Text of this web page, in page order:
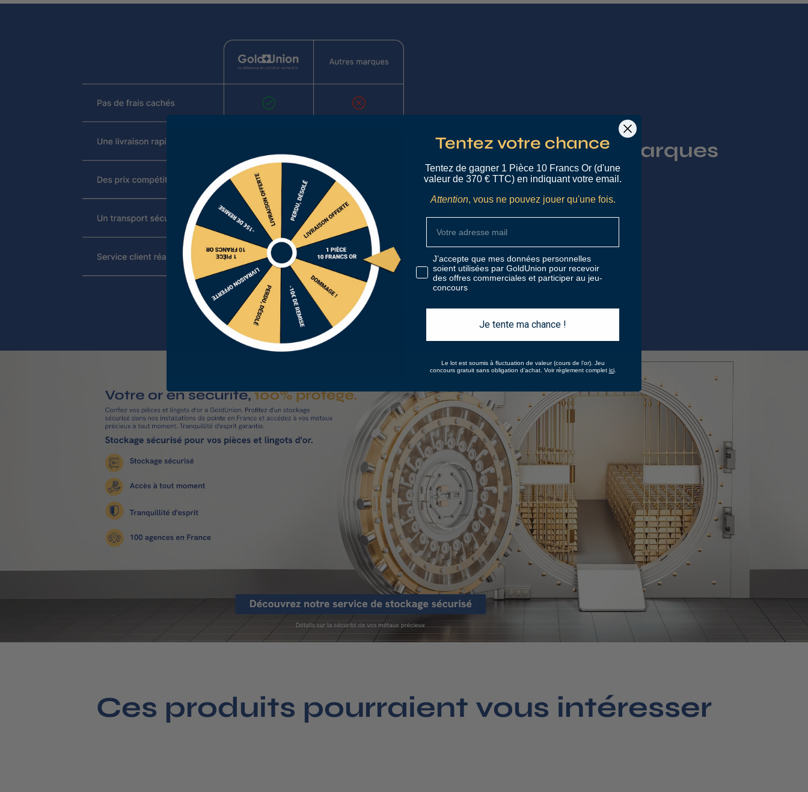
Nous vs autres marques
Découvrez nos collections
Ces produits pourraient vous intéresser
Tentez votre chance
Tentez de gagner 1 Pièce 10 Francs Or (d'une
valeur de 370 € TTC) en indiquant votre email.
Attention, vous ne pouvez jouer qu'une fois.
J’accepte que mes données personnelles
soient utilisées par GoldUnion pour recevoir
des offres commerciales et participer au jeu-
concours
Je tente ma chance !
Le lot est soumis à fluctuation de valeur (cours de l’or). Jeu
concours gratuit sans obligation d’achat. Voir règlement complet ici.